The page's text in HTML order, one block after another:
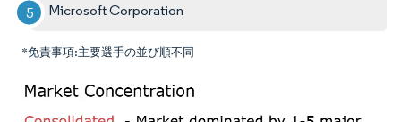
Microsoft Corporation
*免責事項:主要選手の並び順不同